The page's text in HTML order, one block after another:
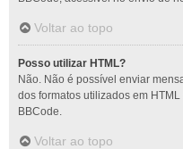
Voltar ao topo
Posso utilizar HTML?
Não. Não é possível enviar
dos formatos utilizados em
BBCode.
Voltar ao topo